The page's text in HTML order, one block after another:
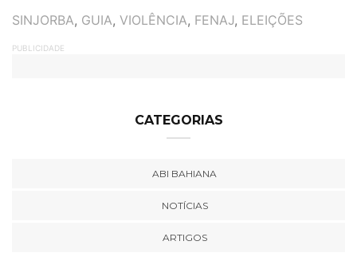
TAGS
SINJORBA, GUIA, VIOLÊNCIA, FENAJ, ELEIÇÕES
PUBLICIDADE
CATEGORIAS
ABI BAHIANA
NOTÍCIAS
ARTIGOS